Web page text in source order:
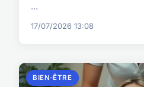
...
17/07/2026 13:08
BIEN-ÊTRE